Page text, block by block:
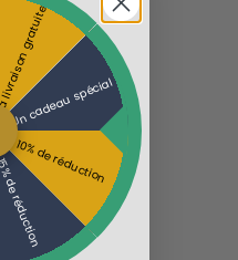
La livraison gratuite
Un cadeau spécial
10% de réduction
15% de réduction